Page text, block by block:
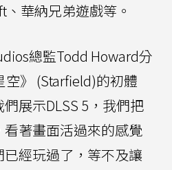
華納兄弟遊戲等。
總監Todd Howard分
空》 (Starfield)的初體
展示DLSS 5，我們把
著畫面活過來的感覺
經玩過了，等不及讓